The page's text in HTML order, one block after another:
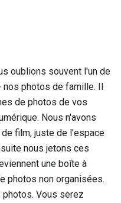
oublions souvent l'un de
photos de famille. Il
de photos de vos
Nous n'avons
film, juste de l'espace
nous jetons ces
une boîte à
photos non organisées.
Vous serez